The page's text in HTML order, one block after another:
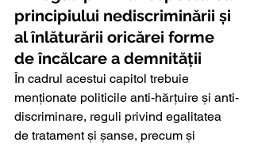
principiului nediscriminării și
al înlăturării oricărei forme
de încălcare a demnității
În cadrul acestui capitol trebuie
menționate politicile anti-hărțuire și anti-
discriminare, reguli privind egalitatea
de tratament și șanse, precum și